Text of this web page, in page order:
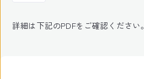
詳細は下記のPDFをご確認ください。